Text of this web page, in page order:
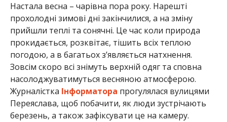
Настала весна – чарівна пора року. Нарешті
прохолодні зимові дні закінчилися, а на зміну
прийшли теплі та сонячні. Це час коли природа
прокидається, розквітає, тішить всіх теплою
погодою, а в багатьох з’являється натхнення.
Зовсім скоро всі знімуть верхній одяг та сповна
насолоджуватимуться весняною атмосферою.
Журналістка Інформатора прогулялася вулицями
Переяслава, щоб побачити, як люди зустрічають
березень, а також зафіксувати це на камеру.